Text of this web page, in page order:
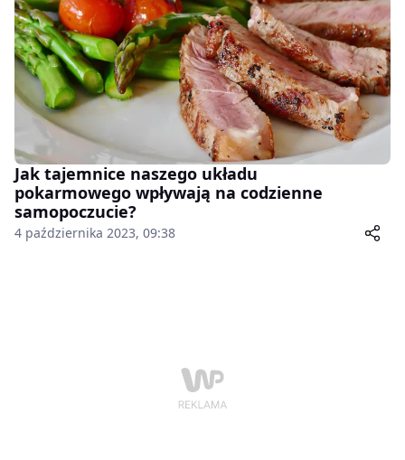
Jak tajemnice naszego układu
pokarmowego wpływają na codzienne
samopoczucie?
4 października 2023, 09:38